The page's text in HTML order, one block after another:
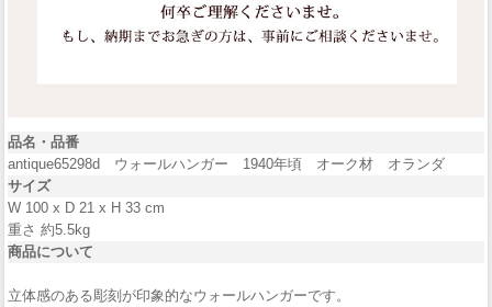
品名・品番
antique65298d ウォールハンガー 1940年頃 オーク材 オランダ
サイズ
W 100 x D 21 x H 33 cm
重さ 約5.5kg
商品について
立体感のある彫刻が印象的なウォールハンガーです。